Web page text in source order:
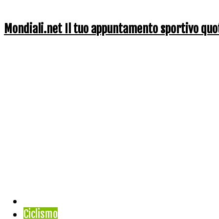
Mondiali.net Il tuo appuntamento sportivo
Ciclismo